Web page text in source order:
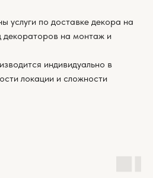
услуги по доставке декора на
декораторов на монтаж и
индивидуально в
локации и сложности